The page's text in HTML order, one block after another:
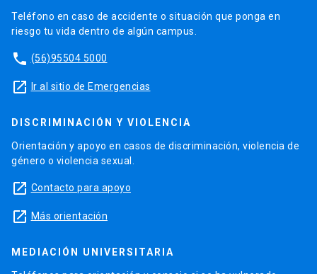
Teléfono en caso de accidente o situación que ponga en
riesgo tu vida dentro de algún campus.
phone (56)95504 5000
launch Ir al sitio de Emergencias
DISCRIMINACIÓN Y VIOLENCIA
Orientación y apoyo en casos de discriminación, violencia de
género o violencia sexual.
launch Contacto para apoyo
launch Más orientación
MEDIACIÓN UNIVERSITARIA